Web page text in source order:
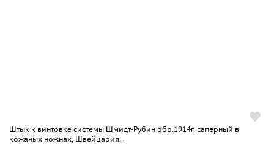
Штык к винтовке системы Шмидт-Рубин обр.1914г. саперный в
кожаных ножнах, Швейцария...